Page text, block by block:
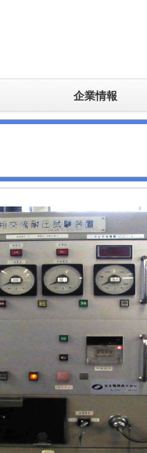
企業情報
会社概要
沿革
本社・工場